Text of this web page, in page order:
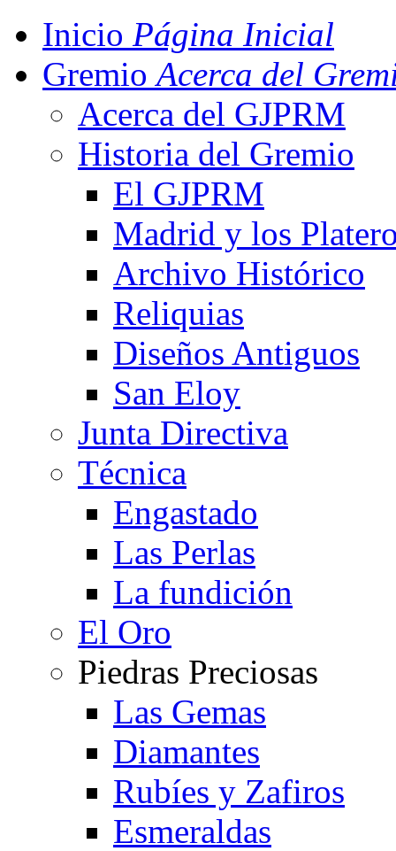
Inicio Página Inicial
GremioAcerca del
Acerca del GJPRM
Historia del Gremio
El GJPRM
Madrid y los
Archivo Histórico
Reliquias
Diseños Antiguos
San Eloy
Junta Directiva
Técnica
Engastado
Las Perlas
La fundición
El Oro
Piedras Preciosas
Las Gemas
Diamantes
Rubíes y Zafiros
Esmeraldas